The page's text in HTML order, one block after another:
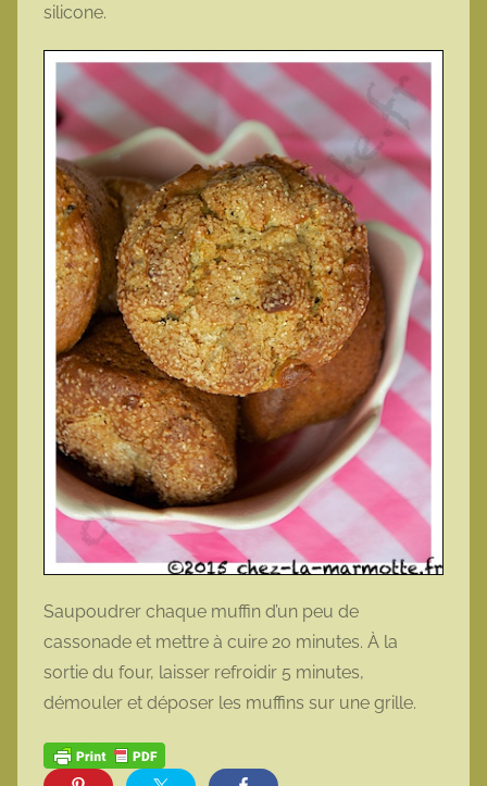
silicone.
Saupoudrer chaque muffin d’un peu de
cassonade et mettre à cuire 20 minutes. À la
sortie du four, laisser refroidir 5 minutes,
démouler et déposer les muffins sur une grille.